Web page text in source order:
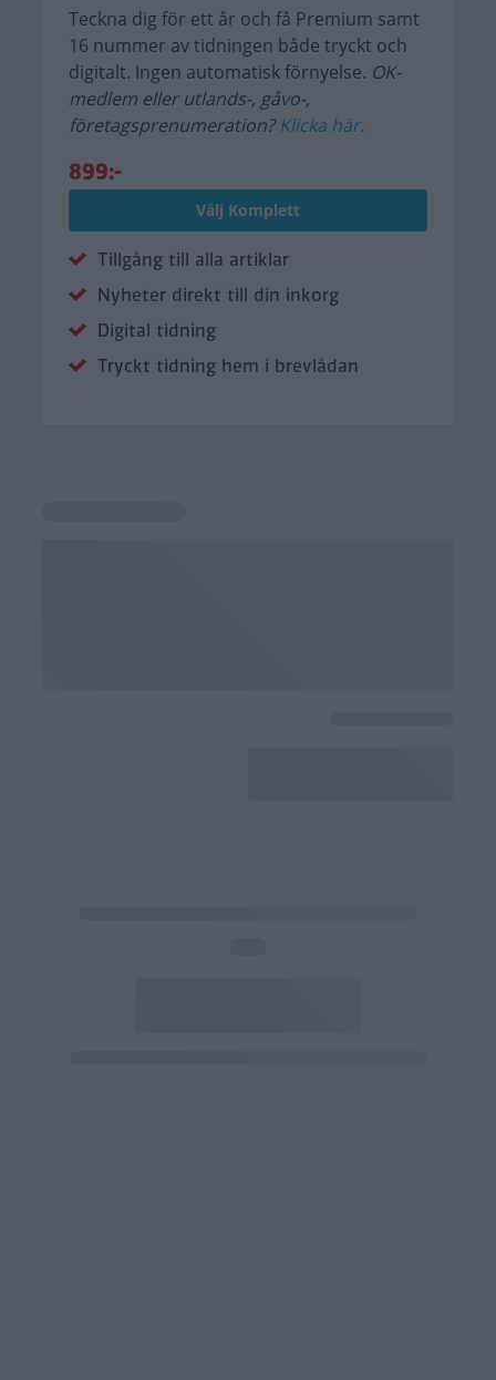
Teckna dig för ett år och få Premium samt
16 nummer av tidningen både tryckt och
digitalt. Ingen automatisk förnyelse. OK-
medlem eller utlands-, gåvo-,
företagsprenumeration?Klicka här.
899:-
Välj Komplett
Tillgång till alla artiklar
Nyheter direkt till din inkorg
Digital tidning
Tryckt tidning hem i brevlådan